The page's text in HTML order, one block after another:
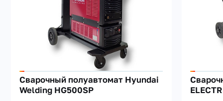
Сварочный полуавтомат Hyundai
Welding HG500SP